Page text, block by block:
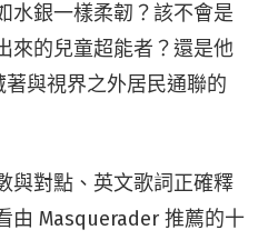
水銀一樣柔韌？該不會是
來的兒童超能者？還是他
與視界之外居民通聯的
與對點、英文歌詞正確釋
由 Masquerader 推薦的十